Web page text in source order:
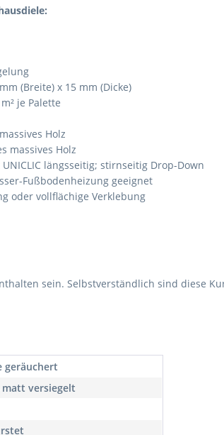
(Breite) x 15 mm (Dicke)
je Palette
Holz
massives Holz
längsseitig; stirnseitig Drop-Down
Fußbodenheizung geeignet
oder vollflächige Verklebung
sein. Selbstverständlich sind diese
geräuchert
versiegelt